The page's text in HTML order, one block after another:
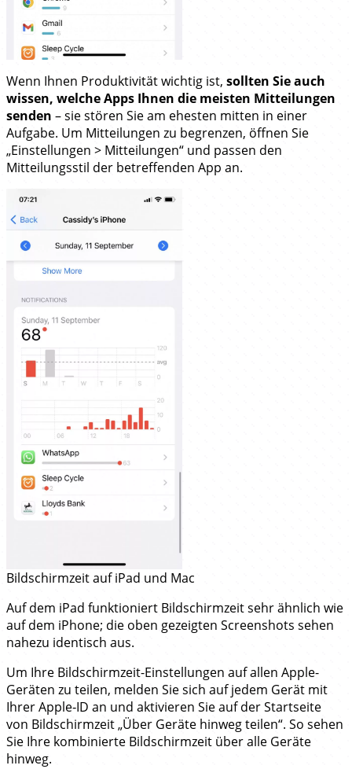
Wenn Ihnen Produktivität wichtig ist, sollten Sie auch
wissen, welche Apps Ihnen die meisten Mitteilungen
senden – sie stören Sie am ehesten mitten in einer
Aufgabe. Um Mitteilungen zu begrenzen, öffnen Sie
„Einstellungen > Mitteilungen“ und passen den
Mitteilungsstil der betreffenden App an.
Bildschirmzeit auf iPad und Mac
Auf dem iPad funktioniert Bildschirmzeit sehr ähnlich wie
auf dem iPhone; die oben gezeigten Screenshots sehen
nahezu identisch aus.
Um Ihre Bildschirmzeit-Einstellungen auf allen Apple-
Geräten zu teilen, melden Sie sich auf jedem Gerät mit
Ihrer Apple‑ID an und aktivieren Sie auf der Startseite
von Bildschirmzeit „Über Geräte hinweg teilen“. So sehen
Sie Ihre kombinierte Bildschirmzeit über alle Geräte
hinweg.